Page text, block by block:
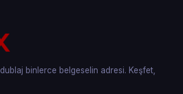
binlerce belgeselin adresi. Keşfet,